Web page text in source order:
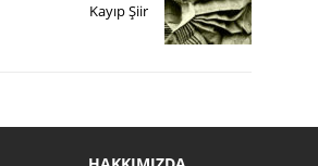
Kayıp Şiir